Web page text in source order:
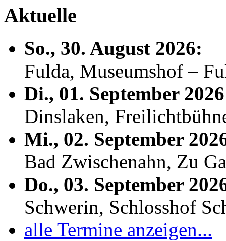
Aktuelle
So., 30. August 2026:
Fulda, Museumshof –
Di., 01. September
Dinslaken,
Mi., 02. September
Bad Zwischenahn, Zu
Do., 03. September
Schwerin, Schlosshof
alle Termine anzeigen...